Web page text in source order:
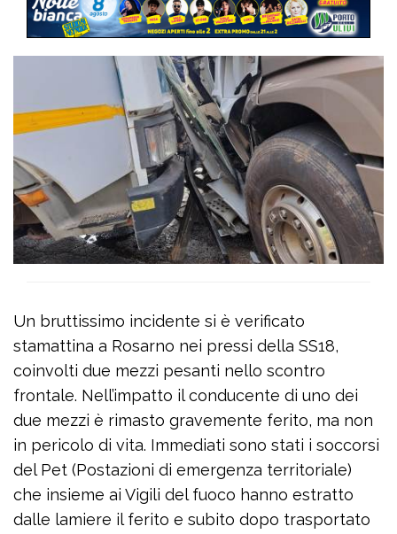
Un bruttissimo incidente si è verificato
stamattina a Rosarno nei pressi della SS18,
coinvolti due mezzi pesanti nello scontro
frontale. Nell’impatto il conducente di uno dei
due mezzi è rimasto gravemente ferito, ma non
in pericolo di vita. Immediati sono stati i soccorsi
del Pet (Postazioni di emergenza territoriale)
che insieme ai Vigili del fuoco hanno estratto
dalle lamiere il ferito e subito dopo trasportato